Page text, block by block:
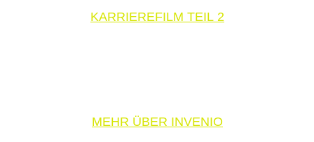
KARRIEREFILM TEIL 2
MEHR ÜBER INVENIO